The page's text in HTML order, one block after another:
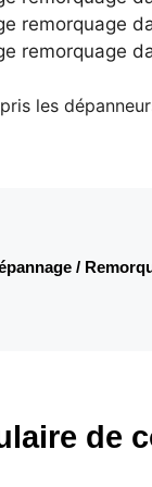
remorquage
remorquage
les
/
de